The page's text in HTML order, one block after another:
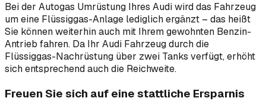
Bei der Autogas Umrüstung Ihres Audi wird das Fahrzeug
um eine Flüssiggas-Anlage lediglich ergänzt – das heißt
Sie können weiterhin auch mit Ihrem gewohnten Benzin-
Antrieb fahren. Da Ihr Audi Fahrzeug durch die
Flüssiggas-Nachrüstung über zwei Tanks verfügt, erhöht
sich entsprechend auch die Reichweite.
Freuen Sie sich auf eine stattliche Ersparnis